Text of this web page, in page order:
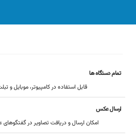
تمام دستگاه ها
قابل استفاده در کامپیوتر، موبایل و
ارسال عکس
امکان ارسال و دریافت تصاویر در